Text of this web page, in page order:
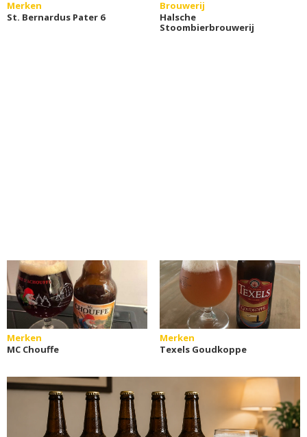
Merken
St. Bernardus Pater 6
Brouwerij
Halsche
Stoombierbrouwerij
Merken
MC Chouffe
Merken
Texels Goudkoppe